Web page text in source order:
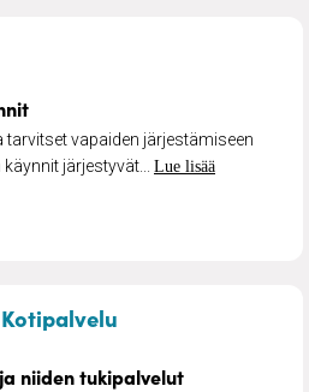
Omaishoidon tuen käynnit
vapaiden järjestämiseen
järjestyvät... Lue lisää
niiden tukipalvelut